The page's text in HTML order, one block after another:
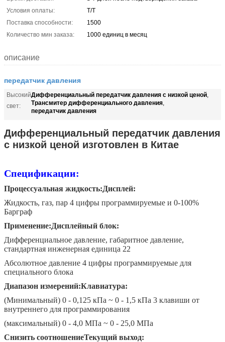
Условия оплаты:
T/T
Поставка способности:
1500
Количество мин заказа:
1000 единиц в месяц
описание
передатчик давления
Высокий
свет:
Дифференциальный передатчик давления с низкой ценой,
Трансмитер дифференциального давления,
передатчик давления
Дифференциальный передатчик давления
с низкой ценой изготовлен в Китае
Спецификации:
Процессуальная жидкость:Дисплей:
Жидкость, газ, пар 4 цифры программируемые и 0-100%
Барграф
Применение:Дисплейный блок:
Дифференциальное давление, габаритное давление,
стандартная инженерная единица 22
Абсолютное давление 4 цифры программируемые для
специального блока
Диапазон измерений:Клавиатура:
(Минимальный) 0 - 0,125 кПа ~ 0 - 1,5 кПа 3 клавиши от
внутреннего для программирования
(максимальный) 0 - 4,0 МПа ~ 0 - 25,0 МПа
Снизить соотношениеТекущий выход: